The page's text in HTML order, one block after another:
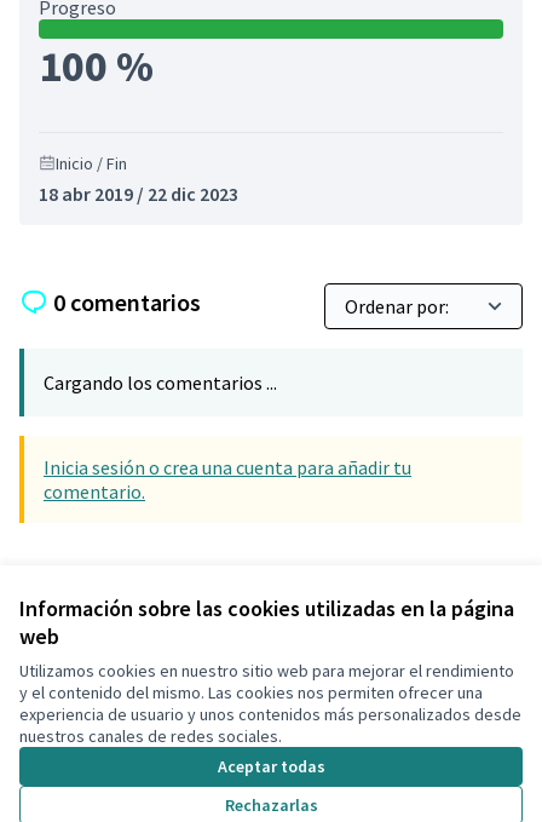
Información sobre las cookies utilizadas en la página
web
Utilizamos cookies en nuestro sitio web para mejorar el rendimiento
y el contenido del mismo. Las cookies nos permiten ofrecer una
experiencia de usuario y unos contenidos más personalizados desde
nuestros canales de redes sociales.
Aceptar todas
Rechazarlas
Progreso
100 %
Inicio / Fin
18 abr 2019 / 22 dic 2023
0 comentarios
Cargando los comentarios ...
Inicia sesión o crea una cuenta para añadir tu
comentario.
Versión 3(de 3) ver otras versiones
Términos y condiciones de uso
Configuración de cookies
Decidim Calafell en X
(Enlace externo)
Decidim Calafell en Facebook
Decidim Calafell en YouTube
Decidim Calafell en GitHub
(Enlace externo)